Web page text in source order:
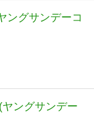
ングサンデーコ
ングサンデー